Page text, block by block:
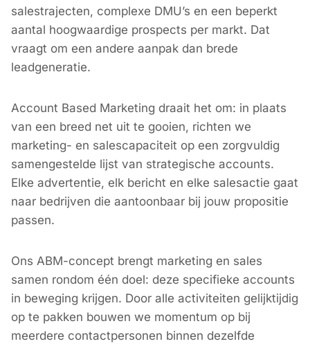
salestrajecten, complexe DMU’s en een beperkt
aantal hoogwaardige prospects per markt. Dat
vraagt om een andere aanpak dan brede
leadgeneratie.
Account Based Marketing draait het om: in plaats
van een breed net uit te gooien, richten we
marketing- en salescapaciteit op een zorgvuldig
samengestelde lijst van strategische accounts.
Elke advertentie, elk bericht en elke salesactie gaat
naar bedrijven die aantoonbaar bij jouw propositie
passen.
Ons ABM-concept brengt marketing en sales
samen rondom één doel: deze specifieke accounts
in beweging krijgen. Door alle activiteiten gelijktijdig
op te pakken bouwen we momentum op bij
meerdere contactpersonen binnen dezelfde